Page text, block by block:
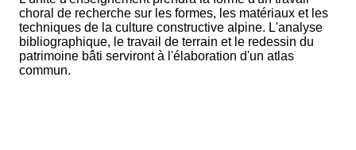
choral de recherche sur les formes, les matériaux et les
techniques de la culture constructive alpine. L'analyse
bibliographique, le travail de terrain et le redessin du
patrimoine bâti serviront à l'élaboration d'un atlas
commun.